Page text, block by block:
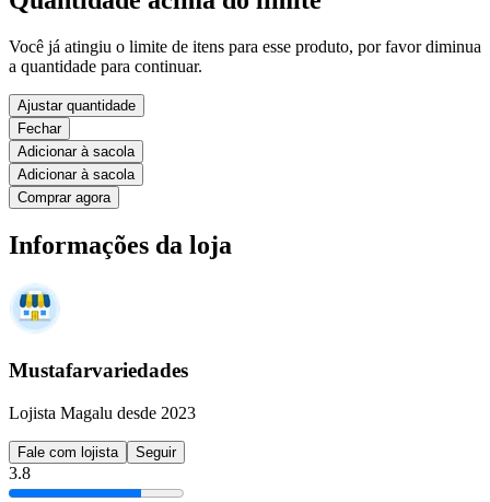
Você já atingiu o limite de itens para esse produto, por favor diminua
a quantidade para continuar.
Ajustar quantidade
Fechar
Adicionar à sacola
Adicionar à sacola
Comprar agora
Informações da loja
Mustafarvariedades
Lojista Magalu desde 2023
Fale com lojista Seguir
3.8